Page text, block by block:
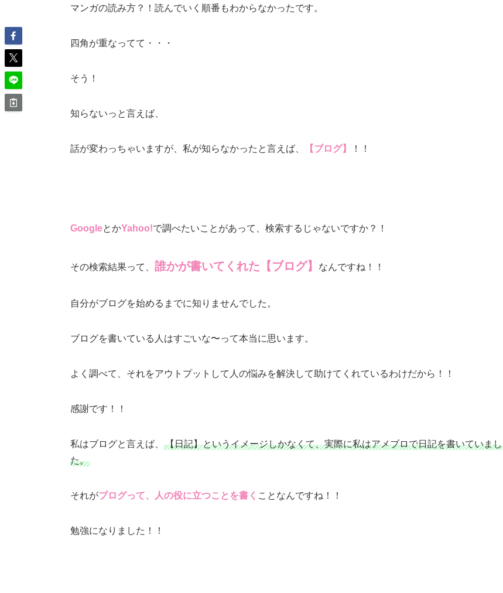
マンガの読み方？！読んでいく順番もわからなかったです。
四角が重なってて・・・
そう！
知らないっと言えば、
話が変わっちゃいますが、私が知らなかったと言えば、 【ブログ】 ！！
GoogleとかYahoo!で調べたいことがあって、検索するじゃないですか？！
その検索結果って、 誰かが書いてくれた【ブログ】 なんですね！！
自分がブログを始めるまでに知りませんでした。
ブログを書いている人はすごいな〜って本当に思います。
よく調べて、それをアウトプットして人の悩みを解決して助けてくれているわけだから！！
感謝です！！
私はブログと言えば、
【日記】というイメージしかなくて、実際に私はアメブロで日記を書いていまし
た。
それがブログって、人の役に立つことを書く ことなんですね！！
勉強になりました！！